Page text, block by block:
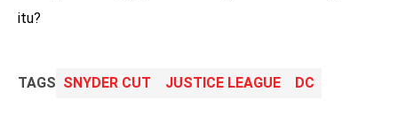
itu?
TAGS SNYDER CUT JUSTICE LEAGUE DC